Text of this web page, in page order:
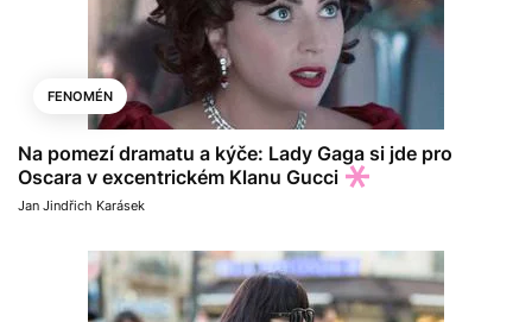
FENOMÉN
Na pomezí dramatu a kýče: Lady Gaga si jde pro
Oscara v excentrickém Klanu Gucci
Jan Jindřich Karásek